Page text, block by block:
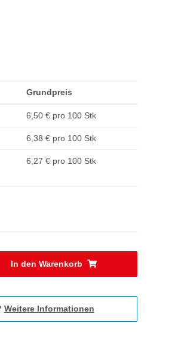
Grundpreis
6,50 € pro 100 Stk
6,38 € pro 100 Stk
6,27 € pro 100 Stk
In den Warenkorb
Weitere Informationen